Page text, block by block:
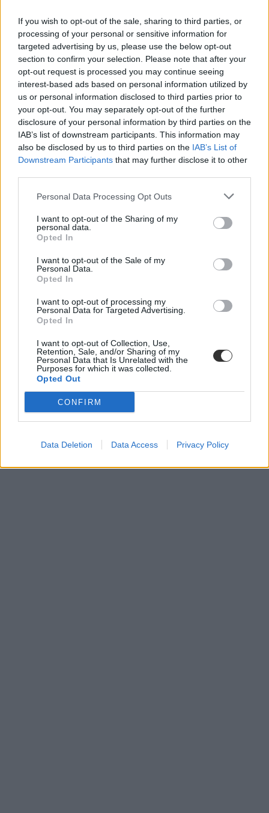
If you wish to opt-out of the sale, sharing to third parties, or
processing of your personal or sensitive information for
targeted advertising by us, please use the below opt-out
section to confirm your selection. Please note that after your
opt-out request is processed you may continue seeing
interest-based ads based on personal information utilized by
us or personal information disclosed to third parties prior to
your opt-out. You may separately opt-out of the further
disclosure of your personal information by third parties on the
IAB’s list of downstream participants. This information may
also be disclosed by us to third parties on the IAB’s List of
Downstream Participants that may further disclose it to other
Personal Data Processing Opt Outs
I want to opt-out of the Sharing of my
personal data.
Opted In
I want to opt-out of the Sale of my
Personal Data.
Opted In
I want to opt-out of processing my
Personal Data for Targeted Advertising.
Opted In
I want to opt-out of Collection, Use,
Retention, Sale, and/or Sharing of my
Personal Data that Is Unrelated with the
Purposes for which it was collected.
Opted Out
CONFIRM
Data Deletion Data Access Privacy Policy
egyetem
debreceni egyetem
rektor
kancellár